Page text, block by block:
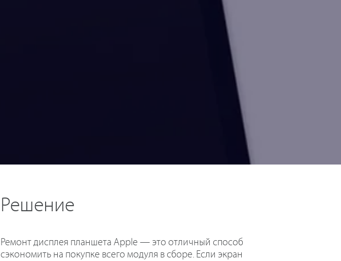
Решение
Ремонт дисплея планшета Apple — это отличный способ
сэкономить на покупке всего модуля в сборе. Если экран